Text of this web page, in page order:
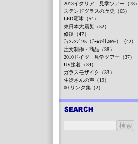
2013イタリア 見学ツアー（78）
ステンドグラスの歴史（65）
LED電球（54）
東日本大震災（52）
修復（47）
ﾁｬﾝﾚﾝｼﾞ25（ﾁｰﾑﾏｲﾅｽ6%）（42）
注文制作・商品（38）
2010ドイツ 見学ツアー（37）
UV接着（34）
ガラスモザイク（33）
生徒さんの声（19）
00-リンク集（2）